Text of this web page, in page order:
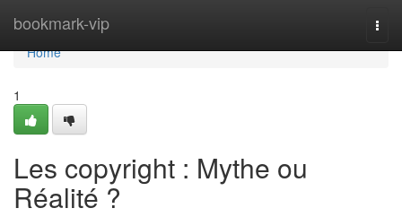
bookmark-vip
Home
Home
1
Les copyright : Mythe ou
Réalité ?